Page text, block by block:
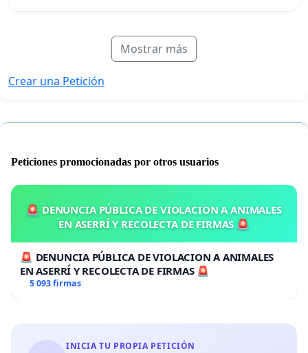
Mostrar más
Crear una Petición
Peticiones promocionadas por otros usuarios
🚨 DENUNCIA PÚBLICA DE VIOLACION A ANIMALES
EN ASERRÍ Y RECOLECTA DE FIRMAS 🚨
🚨 DENUNCIA PÚBLICA DE VIOLACION A ANIMALES
EN ASERRÍ Y RECOLECTA DE FIRMAS 🚨
5 093 firmas
INICIA TU PROPIA PETICIÓN